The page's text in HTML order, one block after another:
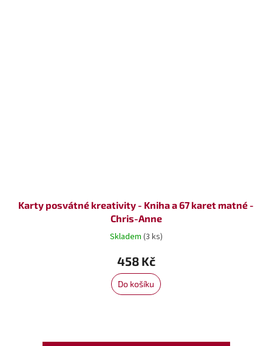
Karty posvátné kreativity - Kniha a 67 karet matné -
Chris-Anne
Skladem (3 ks)
458 Kč
Do košíku